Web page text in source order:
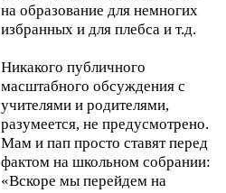
на образование для немногих
избранных и для плебса и т.д.
Никакого публичного
масштабного обсуждения с
учителями и родителями,
разумеется, не предусмотрено.
Мам и пап просто ставят перед
фактом на школьном собрании:
«Вскоре мы перейдем на